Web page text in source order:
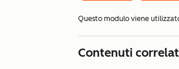
Questo modulo viene
Contenuti